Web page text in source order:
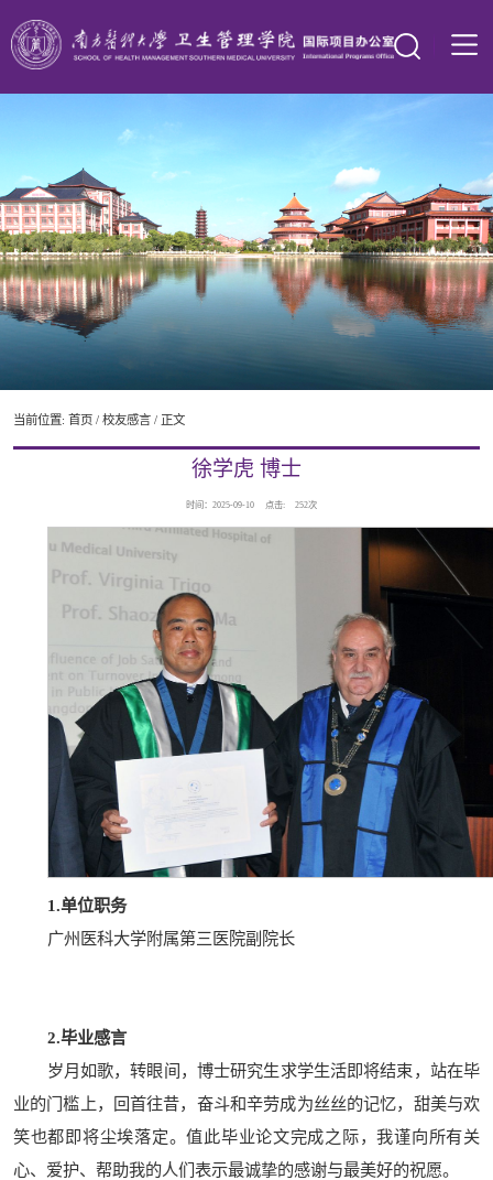
当前位置: 首页/ 校友感言/ 正文
徐学虎 博士
时间：2025-09-10 点击: 252次
1.单位职务
广州医科大学附属第三医院副院长
2.毕业感言
岁月如歌，转眼间，博士研究生求学生活即将结束，站在毕
业的门槛上，回首往昔，奋斗和辛劳成为丝丝的记忆，甜美与欢
笑也都即将尘埃落定。值此毕业论文完成之际，我谨向所有关
心、爱护、帮助我的人们表示最诚挚的感谢与最美好的祝愿。